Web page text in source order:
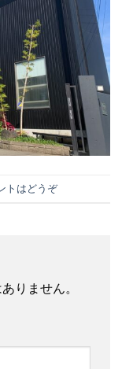
トはどうぞ
りません。